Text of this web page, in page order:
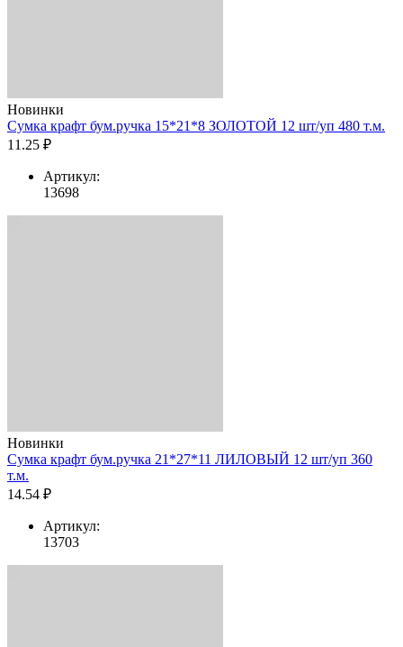
Новинки
Сумка крафт бум.ручка 15*21*8 ЗОЛОТОЙ 12 шт/уп 480 т.м.
11.25 ₽
Артикул:
13698
Новинки
Сумка крафт бум.ручка 21*27*11 ЛИЛОВЫЙ 12 шт/уп 360
т.м.
14.54 ₽
Артикул:
13703